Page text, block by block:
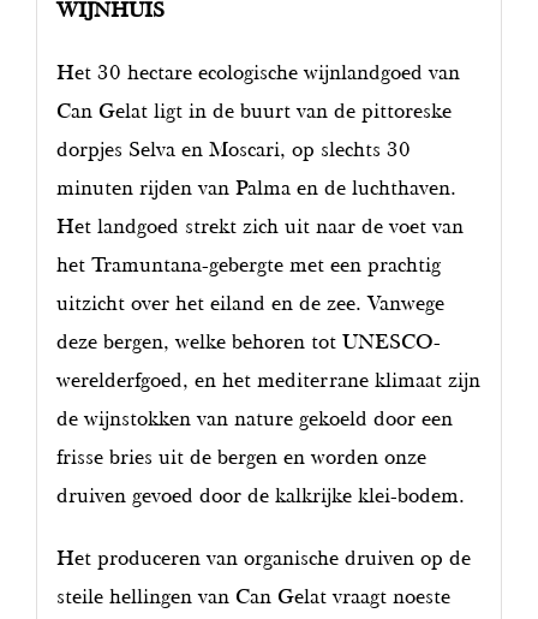
WIJNHUIS
Het 30 hectare ecologische wijnlandgoed van
Can Gelat ligt in de buurt van de pittoreske
dorpjes Selva en Moscari, op slechts 30
minuten rijden van Palma en de luchthaven.
Het landgoed strekt zich uit naar de voet van
het Tramuntana-gebergte met een prachtig
uitzicht over het eiland en de zee. Vanwege
deze bergen, welke behoren tot UNESCO-
werelderfgoed, en het mediterrane klimaat zijn
de wijnstokken van nature gekoeld door een
frisse bries uit de bergen en worden onze
druiven gevoed door de kalkrijke klei-bodem.
Het produceren van organische druiven op de
steile hellingen van Can Gelat vraagt noeste